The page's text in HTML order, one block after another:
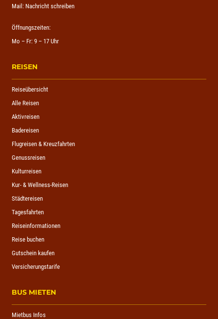
Mail: Nachricht schreiben
Öffnungszeiten:
Mo – Fr: 9 – 17 Uhr
REISEN
Reiseübersicht
Alle Reisen
Aktivreisen
Badereisen
Flugreisen & Kreuzfahrten
Genussreisen
Kulturreisen
Kur- & Wellness-Reisen
Städtereisen
Tagesfahrten
Reiseinformationen
Reise buchen
Gutschein kaufen
Versicherungstarife
BUS MIETEN
Mietbus Infos